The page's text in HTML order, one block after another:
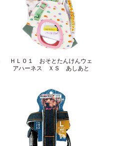
ＨＬ０１ おそとたんけんウェ
アハーネス ＸＳ あしあと